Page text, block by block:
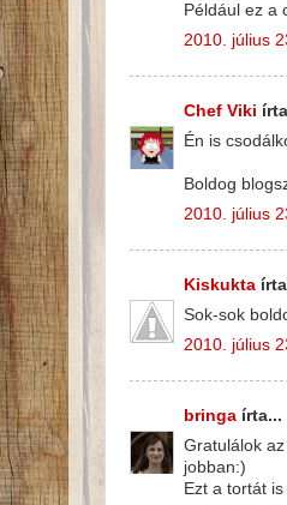
Például ez a
2010. július
Chef Viki
Én is
Boldog
2010. július
Kiskukta
Sok-sok
2010. július
bringa írta...
Gratulálok
jobban:)
Ezt a tortát